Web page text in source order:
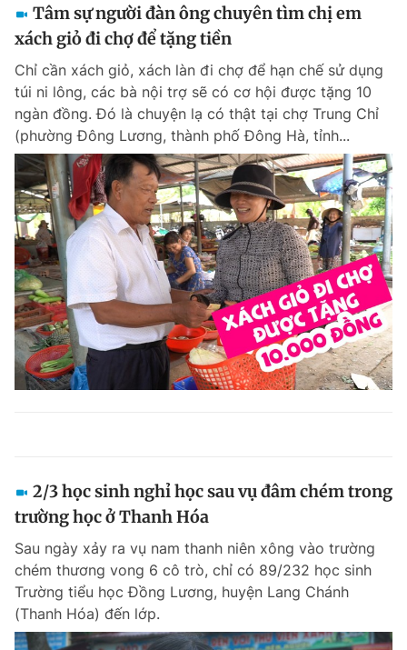
Tâm sự người đàn ông chuyên tìm chị em
xách giỏ đi chợ để tặng tiền
Chỉ cần xách giỏ, xách làn đi chợ để hạn chế sử dụng
túi ni lông, các bà nội trợ sẽ có cơ hội được tặng 10
ngàn đồng. Đó là chuyện lạ có thật tại chợ Trung Chỉ
(phường Đông Lương, thành phố Đông Hà, tỉnh...
2/3 học sinh nghỉ học sau vụ đâm chém trong
trường học ở Thanh Hóa
Sau ngày xảy ra vụ nam thanh niên xông vào trường
chém thương vong 6 cô trò, chỉ có 89/232 học sinh
Trường tiểu học Đồng Lương, huyện Lang Chánh
(Thanh Hóa) đến lớp.